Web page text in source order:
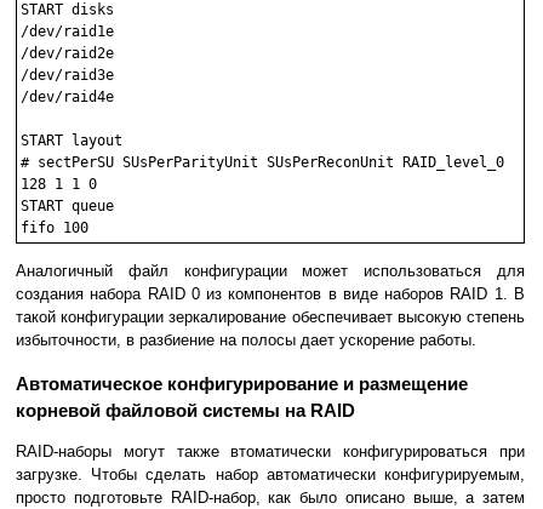
START disks
/dev/raid1e
/dev/raid2e
/dev/raid3e
/dev/raid4e
START layout
# sectPerSU SUsPerParityUnit SUsPerReconUnit RAID_level_0
128 1 1 0
START queue
Аналогичный файл конфигурации может использоваться для
создания набора RAID 0 из компонентов в виде наборов RAID 1. В
такой конфигурации зеркалирование обеспечивает высокую степень
избыточности, в разбиение на полосы дает ускорение работы.
Автоматическое конфигурирование и размещение
корневой файловой системы на RAID
RAID-наборы могут также втоматически конфигурироваться при
загрузке. Чтобы сделать набор автоматически конфигурируемым,
просто подготовьте RAID-набор, как было описано выше, а затем